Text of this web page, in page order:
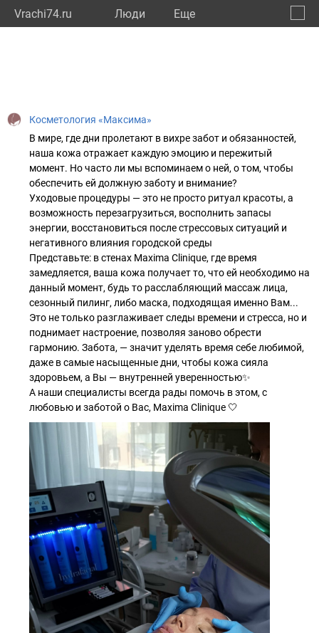
Vrachi74.ru Люди Eще
Косметология «Максима»
В мире, где дни пролетают в вихре забот и обязанностей,
наша кожа отражает каждую эмоцию и пережитый
момент. Но часто ли мы вспоминаем о ней, о том, чтобы
обеспечить ей должную заботу и внимание?
Уходовые процедуры — это не просто ритуал красоты, а
возможность перезагрузиться, восполнить запасы
энергии, восстановиться после стрессовых ситуаций и
негативного влияния городской среды
Представьте: в стенах Maxima Clinique, где время
замедляется, ваша кожа получает то, что ей необходимо на
данный момент, будь то расслабляющий массаж лица,
сезонный пилинг, либо маска, подходящая именно Вам...
Это не только разглаживает следы времени и стресса, но и
поднимает настроение, позволяя заново обрести
гармонию. Забота, — значит уделять время себе любимой,
даже в самые насыщенные дни, чтобы кожа сияла
здоровьем, а Вы — внутренней уверенностью✨
А наши специалисты всегда рады помочь в этом, с
любовью и заботой о Вас, Maxima Clinique 🤍